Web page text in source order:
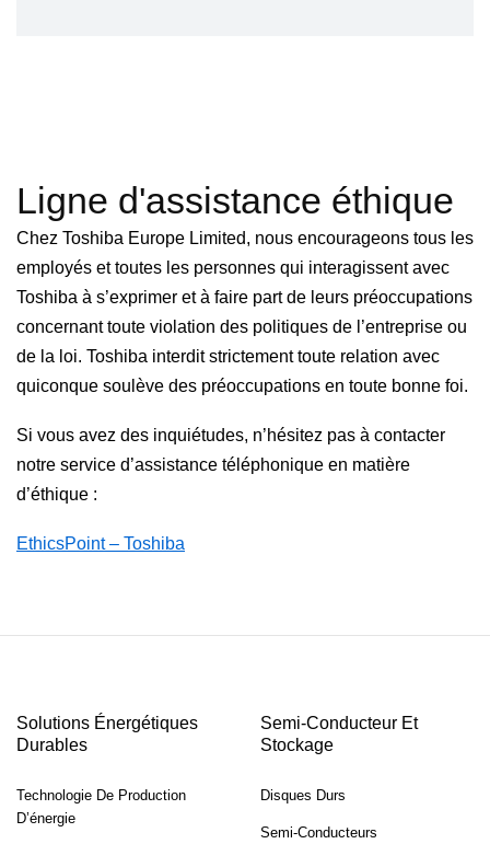
Ligne d'assistance éthique
Chez Toshiba Europe Limited, nous encourageons tous les
employés et toutes les personnes qui interagissent avec
Toshiba à s’exprimer et à faire part de leurs préoccupations
concernant toute violation des politiques de l’entreprise ou
de la loi. Toshiba interdit strictement toute relation avec
quiconque soulève des préoccupations en toute bonne foi.
Si vous avez des inquiétudes, n’hésitez pas à contacter
notre service d’assistance téléphonique en matière
d’éthique :
EthicsPoint – Toshiba
Solutions Énergétiques
Durables
Technologie De Production
D’énergie
Semi-Conducteur Et
Stockage
Disques Durs
Semi-Conducteurs